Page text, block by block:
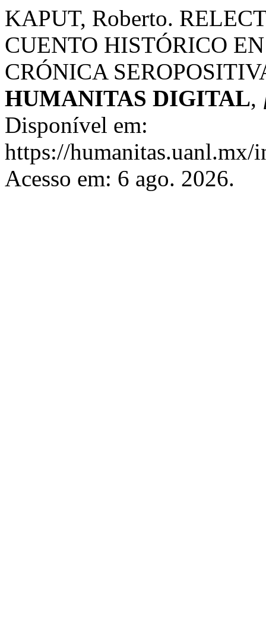
KAPUT, Roberto.
CUENTO HISTÓRICO
CRÓNICA
HUMANITAS DIGITAL,
Disponível em:
https://
Acesso em: 6 ago. 2026.